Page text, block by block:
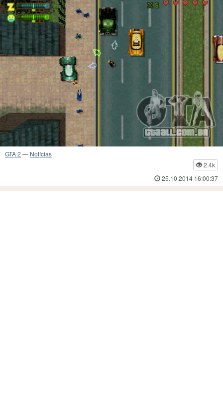
GTA 2 — Notícias
2.4k
25.10.2014 16:00:37